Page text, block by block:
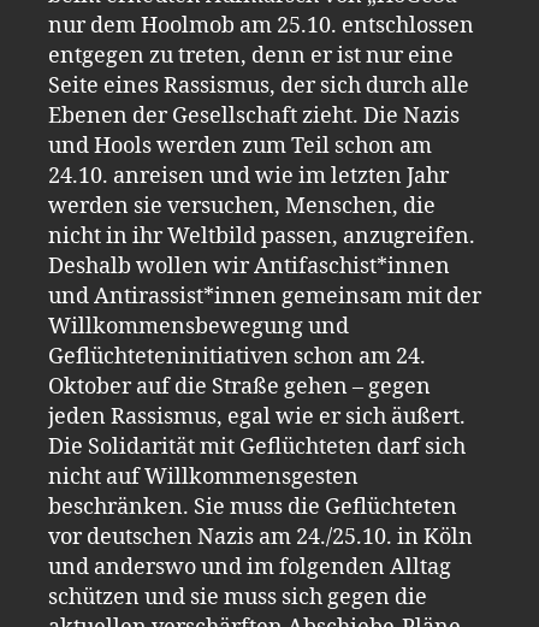
nur dem Hoolmob am 25.10. entschlossen
entgegen zu treten, denn er ist nur eine
Seite eines Rassismus, der sich durch alle
Ebenen der Gesellschaft zieht. Die Nazis
und Hools werden zum Teil schon am
24.10. anreisen und wie im letzten Jahr
werden sie versuchen, Menschen, die
nicht in ihr Weltbild passen, anzugreifen.
Deshalb wollen wir Antifaschist*innen
und Antirassist*innen gemeinsam mit der
Willkommensbewegung und
Geflüchteteninitiativen schon am 24.
Oktober auf die Straße gehen – gegen
jeden Rassismus, egal wie er sich äußert.
Die Solidarität mit Geflüchteten darf sich
nicht auf Willkommensgesten
beschränken. Sie muss die Geflüchteten
vor deutschen Nazis am 24./25.10. in Köln
und anderswo und im folgenden Alltag
schützen und sie muss sich gegen die